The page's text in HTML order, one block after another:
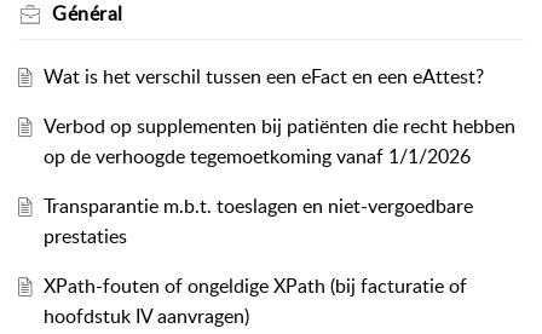
Général
Wat is het verschil tussen een eFact en een eAttest?
Verbod op supplementen bij patiënten die recht hebben
op de verhoogde tegemoetkoming vanaf 1/1/2026
Transparantie m.b.t. toeslagen en niet-vergoedbare
prestaties
XPath-fouten of ongeldige XPath (bij facturatie of
hoofdstuk IV aanvragen)